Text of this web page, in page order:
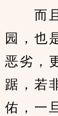
而且
园，也
恶劣，
踞，若
佑，一